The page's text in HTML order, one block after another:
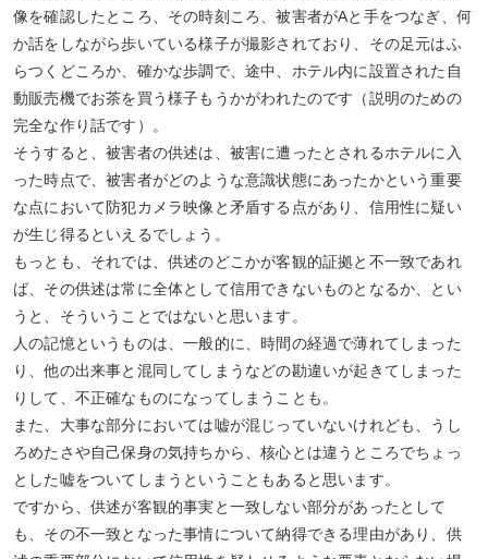
像を確認したところ、その時刻ころ、被害者がAと手をつなぎ、何
か話をしながら歩いている様子が撮影されており、その足元はふ
らつくどころか、確かな歩調で、途中、ホテル内に設置された自
動販売機でお茶を買う様子もうかがわれたのです（説明のための
完全な作り話です）。
そうすると、被害者の供述は、被害に遭ったとされるホテルに入
った時点で、被害者がどのような意識状態にあったかという重要
な点において防犯カメラ映像と矛盾する点があり、信用性に疑い
が生じ得るといえるでしょう。
もっとも、それでは、供述のどこかが客観的証拠と不一致であれ
ば、その供述は常に全体として信用できないものとなるか、とい
うと、そういうことではないと思います。
人の記憶というものは、一般的に、時間の経過で薄れてしまった
り、他の出来事と混同してしまうなどの勘違いが起きてしまった
りして、不正確なものになってしまうことも。
また、大事な部分においては嘘が混じっていないけれども、うし
ろめたさや自己保身の気持ちから、核心とは違うところでちょっ
とした嘘をついてしまうということもあると思います。
ですから、供述が客観的事実と一致しない部分があったとして
も、その不一致となった事情について納得できる理由があり、供